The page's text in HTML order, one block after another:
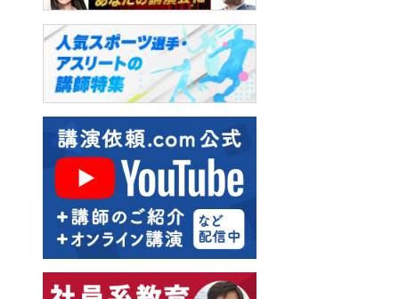
板垣英憲
横田雅俊
大谷由里子
西川りゅうじん
和田裕美